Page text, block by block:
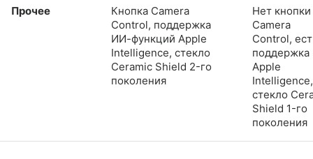
Прочее
Кнопка Camera
Control, поддержка
ИИ-функций Apple
Intelligence, стекло
Ceramic Shield 2-го
поколения
Нет кнопки
Camera
Control,
поддержка
Apple
Intelligence,
стекло
Shield 1-го
поколения